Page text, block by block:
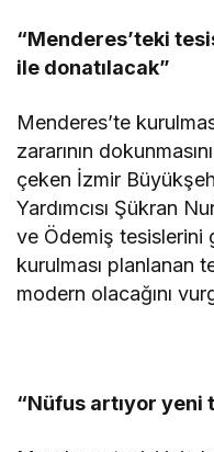
“Menderes’teki
ile donatılacak”
Menderes’te
zararının
çeken İzmir
Yardımcısı Şükran
ve Ödemiş tesislerini
kurulması planlanan
modern olacağını
“Nüfus artıyor